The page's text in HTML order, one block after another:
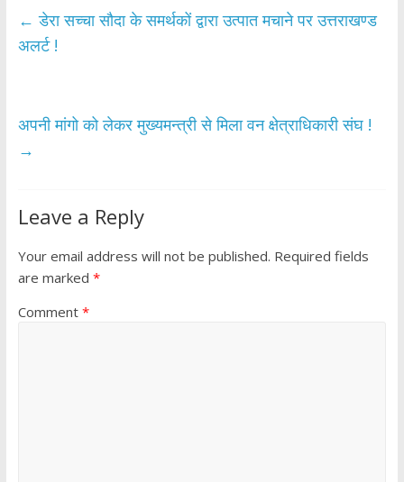
b
k
er s e
← डेरा सच्चा सौदा के समर्थकों द्वारा उत्पात मचाने पर उत्तराखण्ड
अलर्ट !
अपनी मांगो को लेकर मुख्यमन्त्री से मिला वन क्षेत्राधिकारी संघ !
→
Leave a Reply
Your email address will not be published. Required fields
are marked *
Comment *